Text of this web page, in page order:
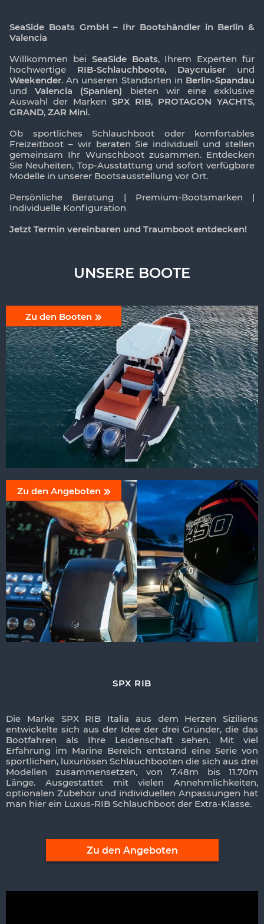
SeaSide Boats GmbH – Ihr Bootshändler in Berlin &
Valencia
Willkommen bei SeaSide Boats, Ihrem Experten für
hochwertige RIB-Schlauchboote, Daycruiser und
Weekender. An unseren Standorten in Berlin-Spandau
undValencia (Spanien) bieten wir eine exklusive
Auswahl der Marken SPX RIB, PROTAGON YACHTS,
GRAND, ZAR Mini.
Ob sportliches Schlauchboot oder komfortables
Freizeitboot – wir beraten Sie individuell und stellen
gemeinsam Ihr Wunschboot zusammen. Entdecken
Sie Neuheiten, Top-Ausstattung und sofort verfügbare
Modelle in unserer Bootsausstellung vor Ort.
Persönliche Beratung | Premium-Bootsmarken |
Individuelle Konfiguration
Jetzt Termin vereinbaren und Traumboot entdecken!
UNSERE BOOTE
Zu den Booten
Zu den Angeboten
SPX RIB
Die Marke SPX RIB Italia aus dem Herzen Siziliens
entwickelte sich aus der Idee der drei Gründer, die das
Bootfahren als Ihre Leidenschaft sehen. Mit viel
Erfahrung im Marine Bereich entstand eine Serie von
sportlichen, luxuriösen Schlauchbooten die sich aus drei
Modellen zusammensetzen, von 7.48m bis 11.70m
Länge. Ausgestattet mit vielen Annehmlichkeiten,
optionalen Zubehör und individuellen Anpassungen hat
man hier ein Luxus-RIB Schlauchboot der Extra-Klasse.
Zu den Angeboten